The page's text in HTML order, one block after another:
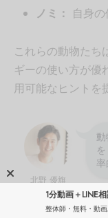
ノミ：
自身
これらの動物たち
ギーの使い方が優
用可能なヒントを
北野 優旗
1分動画＋LINE
整体師・無料・動画